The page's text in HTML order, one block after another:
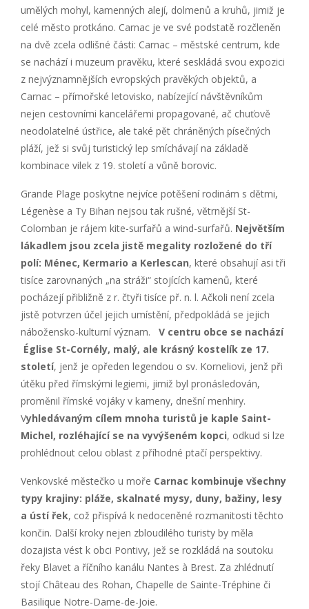
umělých mohyl, kamenných alejí, dolmenů a kruhů, jimiž je
celé město protkáno. Carnac je ve své podstatě rozčleněn
na dvě zcela odlišné části: Carnac – městské centrum, kde
se nachází i muzeum pravěku, které seskládá svou expozici
z nejvýznamnějších evropských pravěkých objektů, a
Carnac – přímořské letovisko, nabízející návštěvníkům
nejen cestovními kancelářemi propagované, ač chuťově
neodolatelné ústřice, ale také pět chráněných písečných
pláží, jež si svůj turistický lep smíchávají na základě
kombinace vilek z 19. století a vůně borovic.
Grande Plage poskytne nejvíce potěšení rodinám s dětmi,
Légenèse a Ty Bihan nejsou tak rušné, větrnější St-
Colomban je rájem kite-surfařů a wind-surfařů. Největším
lákadlem jsou zcela jistě megality rozložené do tří
polí: Ménec, Kermario a Kerlescan, které obsahují asi tři
tisíce zarovnaných „na stráži“ stojících kamenů, které
pocházejí přibližně z r. čtyři tisíce př. n. l. Ačkoli není zcela
jistě potvrzen účel jejich umístění, předpokládá se jejich
nábožensko-kulturní význam. V centru obce se nachází
Église St-Cornély, malý, ale krásný kostelík ze 17.
století, jenž je opředen legendou o sv. Korneliovi, jenž při
útěku před římskými legiemi, jimiž byl pronásledován,
proměnil římské vojáky v kameny, dnešní menhiry.
Vyhledávaným cílem mnoha turistů je kaple Saint-
Michel, rozléhající se na vyvýšeném kopci, odkud si lze
prohlédnout celou oblast z příhodné ptačí perspektivy.
Venkovské městečko u moře Carnac kombinuje všechny
typy krajiny: pláže, skalnaté mysy, duny, bažiny, lesy
a ústí řek, což přispívá k nedoceněné rozmanitosti těchto
končin. Další kroky nejen zbloudilého turisty by měla
dozajista vést k obci Pontivy, jež se rozkládá na soutoku
řeky Blavet a říčního kanálu Nantes à Brest. Za zhlédnutí
stojí Château des Rohan, Chapelle de Sainte-Tréphine či
Basilique Notre-Dame-de-Joie.